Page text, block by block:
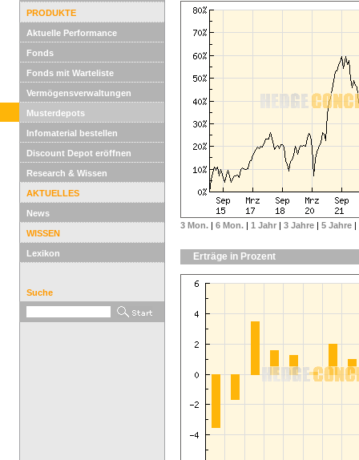
PRODUKTE
Aktuelle Performance
Fonds
Fonds mit Warteliste
Vermögensverwaltungen
Musterdepots
Infomaterial bestellen
Discount Depot eröffnen
Research & Wissen
AKTUELLES
News
WISSEN
Lexikon
Suche
3 Mon. | 6 Mon. | 1 Jahr | 3 Jahre | 5 Jahre |
Erträge in Prozent